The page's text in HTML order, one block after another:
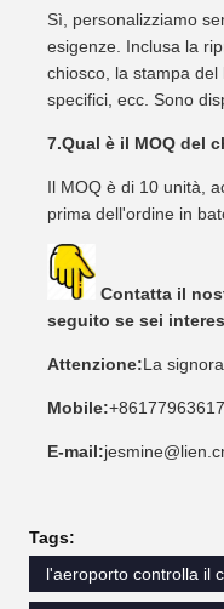
Sì, personalizziamo
esigenze. Inclusa la
chiosco, la stampa
specifici, ecc. Sono
7.Qual è il MOQ del
Il MOQ è di 10 unità,
prima dell'ordine in
Contatta il
seguito se sei
Attenzione:La
Mobile:
E-mail:
Tags:
l'aeroporto controlla il